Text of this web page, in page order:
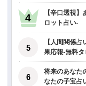
【辛口透視
ロット占い-
【人間関係
果応報-無料
将来のあなた
なたの子宝占